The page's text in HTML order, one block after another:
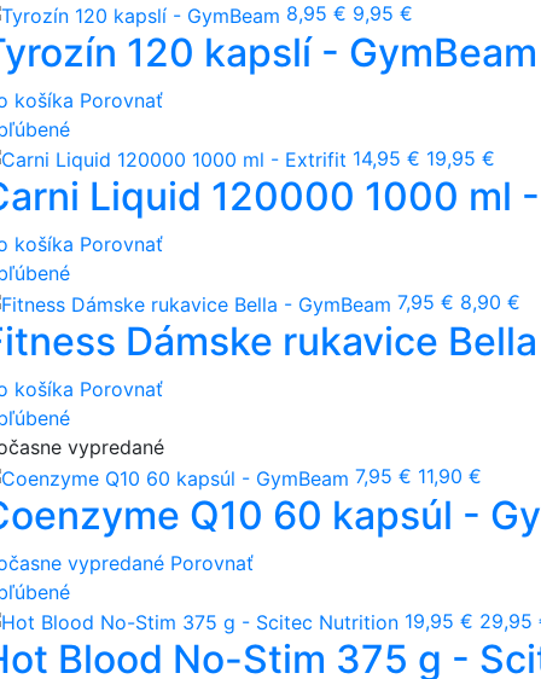
8,95 € 9,95 €
120 kapslí - GymBeam
košíka Porovnať
14,95 € 19,95 €
Liquid 120000 1000 ml
košíka Porovnať
7,95 € 8,90 €
Dámske rukavice
košíka Porovnať
vypredané
7,95 € 11,90 €
Q10 60 kapsúl -
vypredané Porovnať
19,95 € 29,95
Blood No-Stim 375 g -